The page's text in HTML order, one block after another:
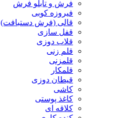
فرش و تابلو فرش
فیروزه کوبی
قالی (فرش دستبافت)
قفل سازی
قلاب دوزی
قلم زنی
قلمزنی
قلمکار
قیطان دوزی
کاشی
کاغذ پوستی
کلاقه ای